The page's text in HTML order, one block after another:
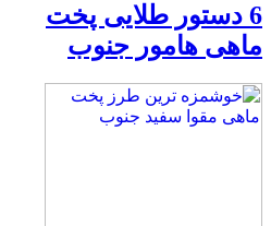
6 دستور طلایی پخت
ماهی هامور جنوب